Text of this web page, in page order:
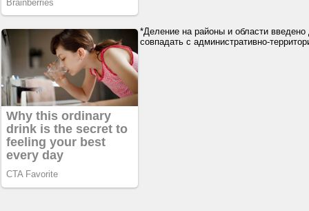
*Деление на районы и области введено
совпадать с административно-